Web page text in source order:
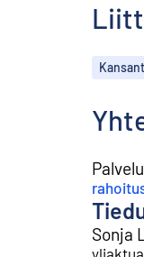
Aiheet
Sonja